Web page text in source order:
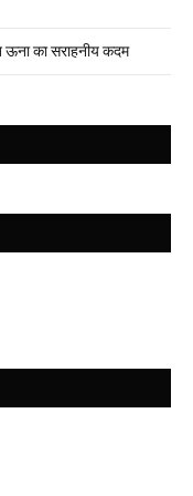
ऊना का सराहनीय कदम